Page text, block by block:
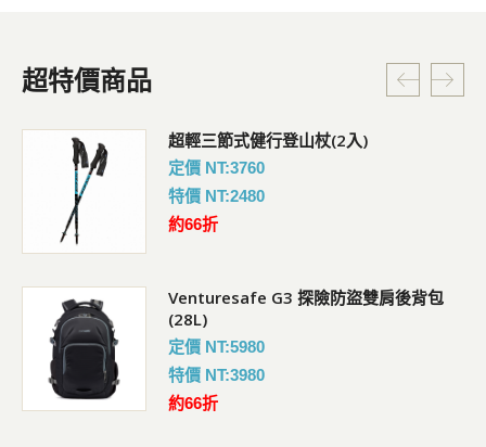
超特價商品
超輕三節式健行登山杖(2入)
定價 NT:3760
特價 NT:2480
約66折
Venturesafe G3 探險防盜雙肩後背包
(28L)
定價 NT:5980
特價 NT:3980
約66折